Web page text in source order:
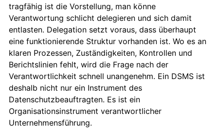
tragfähig ist die Vorstellung, man könne
Verantwortung schlicht delegieren und sich damit
entlasten. Delegation setzt voraus, dass überhaupt
eine funktionierende Struktur vorhanden ist. Wo es an
klaren Prozessen, Zuständigkeiten, Kontrollen und
Berichtslinien fehlt, wird die Frage nach der
Verantwortlichkeit schnell unangenehm. Ein DSMS ist
deshalb nicht nur ein Instrument des
Datenschutzbeauftragten. Es ist ein
Organisationsinstrument verantwortlicher
Unternehmensführung.